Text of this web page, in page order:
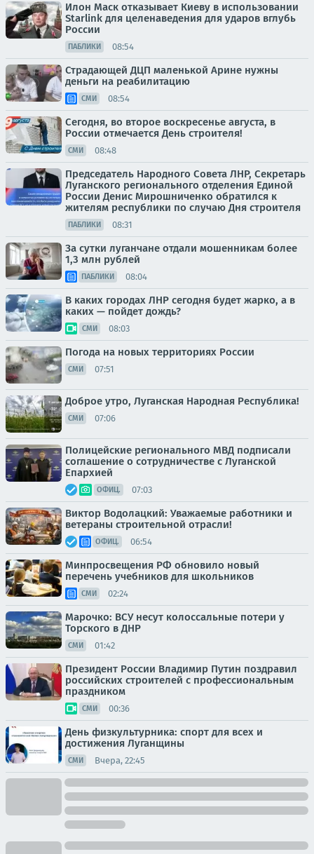
Илон Маск отказывает Киеву в использовании
Starlink для целенаведения для ударов вглубь
России
ПАБЛИКИ 08:54
Страдающей ДЦП маленькой Арине нужны
деньги на реабилитацию
СМИ 08:54
Сегодня, во второе воскресенье августа, в
России отмечается День строителя!
СМИ 08:48
Председатель Народного Совета ЛНР, Секретарь
Луганского регионального отделения Единой
России Денис Мирошниченко обратился к
жителям республики по случаю Дня строителя
ПАБЛИКИ 08:31
За сутки луганчане отдали мошенникам более
1,3 млн рублей
ПАБЛИКИ 08:04
В каких городах ЛНР сегодня будет жарко, а в
каких — пойдет дождь?
СМИ 08:03
Погода на новых территориях России
СМИ 07:51
Доброе утро, Луганская Народная Республика!
СМИ 07:06
Полицейские регионального МВД подписали
соглашение о сотрудничестве с Луганской
Епархией
ОФИЦ. 07:03
Виктор Водолацкий: Уважаемые работники и
ветераны строительной отрасли!
ОФИЦ. 06:54
Минпросвещения РФ обновило новый
перечень учебников для школьников
СМИ 02:24
Марочко: ВСУ несут колоссальные потери у
Торского в ДНР
СМИ 01:42
Президент России Владимир Путин поздравил
российских строителей с профессиональным
праздником
СМИ 00:36
День физкультурника: спорт для всех и
достижения Луганщины
СМИ Вчера, 22:45